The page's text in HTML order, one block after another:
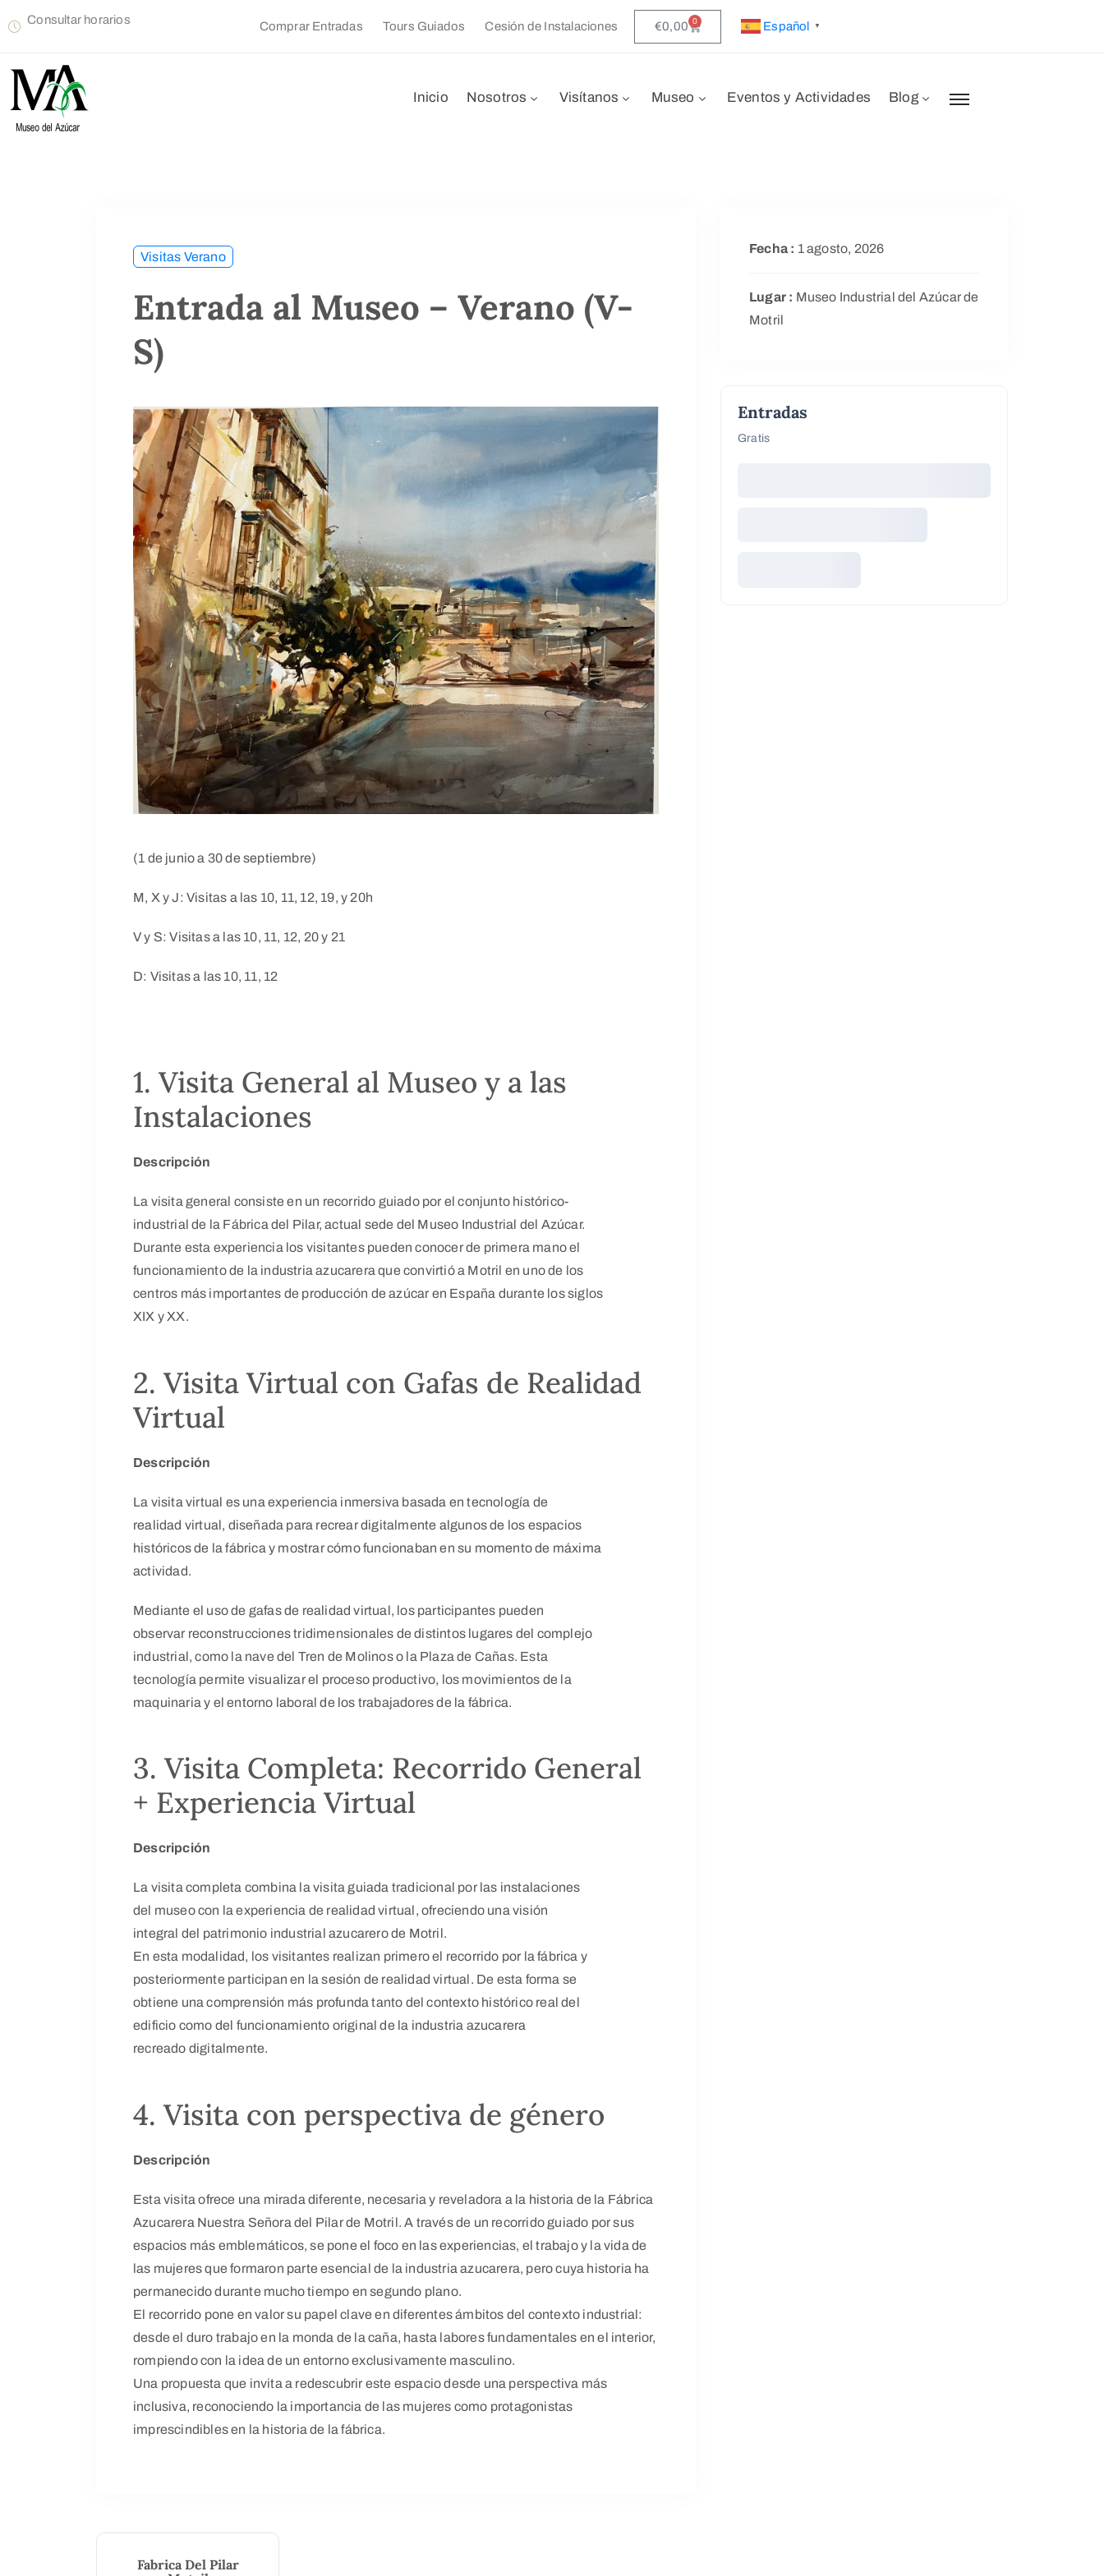
Consultar horarios Comprar Entradas Tours Guiados Cesión de Instalaciones €0,00 0 Español ▼
Inicio Nosotros Visítanos Museo Eventos y Actividades Blog
Visitas Verano
Entrada al Museo – Verano (V-
S)
(1 de junio a 30 de septiembre)
M, X y J: Visitas a las 10, 11, 12, 19, y 20h
V y S: Visitas a las 10, 11, 12, 20 y 21
D: Visitas a las 10, 11, 12
1. Visita General al Museo y a las
Instalaciones
Descripción
La visita general consiste en un recorrido guiado por el conjunto histórico-
industrial de la Fábrica del Pilar, actual sede del Museo Industrial del Azúcar.
Durante esta experiencia los visitantes pueden conocer de primera mano el
funcionamiento de la industria azucarera que convirtió a Motril en uno de los
centros más importantes de producción de azúcar en España durante los siglos
XIX y XX.
2. Visita Virtual con Gafas de Realidad
Virtual
Descripción
La visita virtual es una experiencia inmersiva basada en tecnología de
realidad virtual, diseñada para recrear digitalmente algunos de los espacios
históricos de la fábrica y mostrar cómo funcionaban en su momento de máxima
actividad.
Mediante el uso de gafas de realidad virtual, los participantes pueden
observar reconstrucciones tridimensionales de distintos lugares del complejo
industrial, como la nave del Tren de Molinos o la Plaza de Cañas. Esta
tecnología permite visualizar el proceso productivo, los movimientos de la
maquinaria y el entorno laboral de los trabajadores de la fábrica.
3. Visita Completa: Recorrido General
+ Experiencia Virtual
Descripción
La visita completa combina la visita guiada tradicional por las instalaciones
del museo con la experiencia de realidad virtual, ofreciendo una visión
integral del patrimonio industrial azucarero de Motril.
En esta modalidad, los visitantes realizan primero el recorrido por la fábrica y
posteriormente participan en la sesión de realidad virtual. De esta forma se
obtiene una comprensión más profunda tanto del contexto histórico real del
edificio como del funcionamiento original de la industria azucarera
recreado digitalmente.
4. Visita con perspectiva de género
Descripción
Esta visita ofrece una mirada diferente, necesaria y reveladora a la historia de la Fábrica
Azucarera Nuestra Señora del Pilar de Motril. A través de un recorrido guiado por sus
espacios más emblemáticos, se pone el foco en las experiencias, el trabajo y la vida de
las mujeres que formaron parte esencial de la industria azucarera, pero cuya historia ha
permanecido durante mucho tiempo en segundo plano.
El recorrido pone en valor su papel clave en diferentes ámbitos del contexto industrial:
desde el duro trabajo en la monda de la caña, hasta labores fundamentales en el interior,
rompiendo con la idea de un entorno exclusivamente masculino.
Una propuesta que invita a redescubrir este espacio desde una perspectiva más
inclusiva, reconociendo la importancia de las mujeres como protagonistas
imprescindibles en la historia de la fábrica.
Fabrica Del Pilar
Fecha : 1 agosto, 2026
Lugar : Museo Industrial del Azúcar de
Motril
Entradas
Gratis